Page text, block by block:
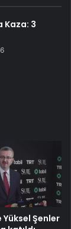
Kaza: 3
Yüksel Şenler